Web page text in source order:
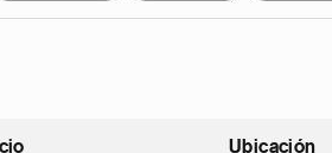
Ubicación